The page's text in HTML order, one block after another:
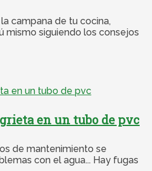
campana de tu cocina,
mismo siguiendo los consejos
en un tubo de pvc
de mantenimiento se
con el agua... Hay fugas